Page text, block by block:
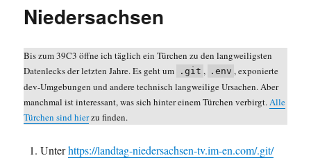
Niedersachsen
Bis zum 39C3 öffne ich täglich ein Türchen zu den langweiligsten
Datenlecks der letzten Jahre. Es geht um
.git , .env , exponierte
dev-Umgebungen und andere technisch langweilige Ursachen. Aber
manchmal ist interessant, was sich hinter einem Türchen verbirgt.Alle
Türchen sind hierzu finden.
Unterhttps://landtag-niedersachsen-tv.im-en.com/.git/